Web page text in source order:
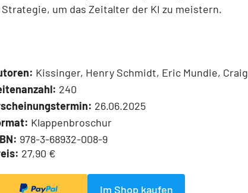
um das Zeitalter der KI zu meistern.
Kissinger, Henry Schmidt, Eric Mundie, Craig
240
26.06.2025
Klappenbroschur
978-3-68932-008-9
27,90 €
Im Shop kaufen